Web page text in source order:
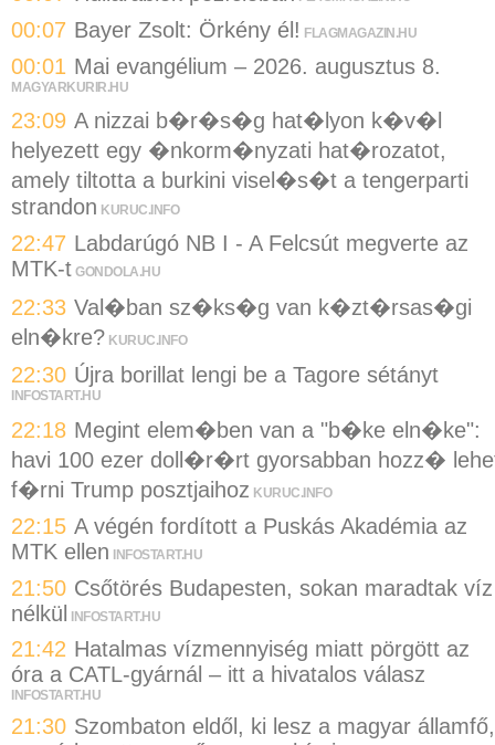
00:07 Bayer Zsolt: Örkény él! FLAGMAGAZIN.HU
00:01 Mai evangélium – 2026. augusztus 8.
MAGYARKURIR.HU
23:09 A nizzai b�r�s�g hat�lyon k�v�l
helyezett egy �nkorm�nyzati hat�rozatot,
amely tiltotta a burkini visel�s�t a tengerparti
strandon KURUC.INFO
22:47 Labdarúgó NB I - A Felcsút megverte az
MTK-t GONDOLA.HU
22:33 Val�ban sz�ks�g van k�zt�rsas�gi
eln�kre? KURUC.INFO
22:30 Újra borillat lengi be a Tagore sétányt
INFOSTART.HU
22:18 Megint elem�ben van a "b�ke eln�ke":
havi 100 ezer doll�r�rt gyorsabban hozz�
f�rni Trump posztjaihoz KURUC.INFO
22:15 A végén fordított a Puskás Akadémia az
MTK ellen
INFOSTART.HU
21:50 Csőtörés Budapesten, sokan maradtak víz
nélkül
INFOSTART.HU
21:42 Hatalmas vízmennyiség miatt pörgött az
óra a CATL-gyárnál – itt a hivatalos válasz
INFOSTART.HU
21:30 Szombaton eldől, ki lesz a magyar államfő,